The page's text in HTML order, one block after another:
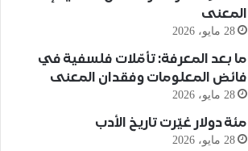
المعنى
28 مايو، 2026
ما بعد المعرفة: تأمّلات فلسفية في
فائض المعلومات وفقدان المعنى
28 مايو، 2026
مئة دولار غيّرت تاريخ الأدب
28 مايو، 2026